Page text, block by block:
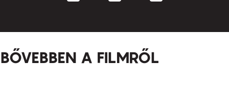
BŐVEBBEN A FILMRŐL